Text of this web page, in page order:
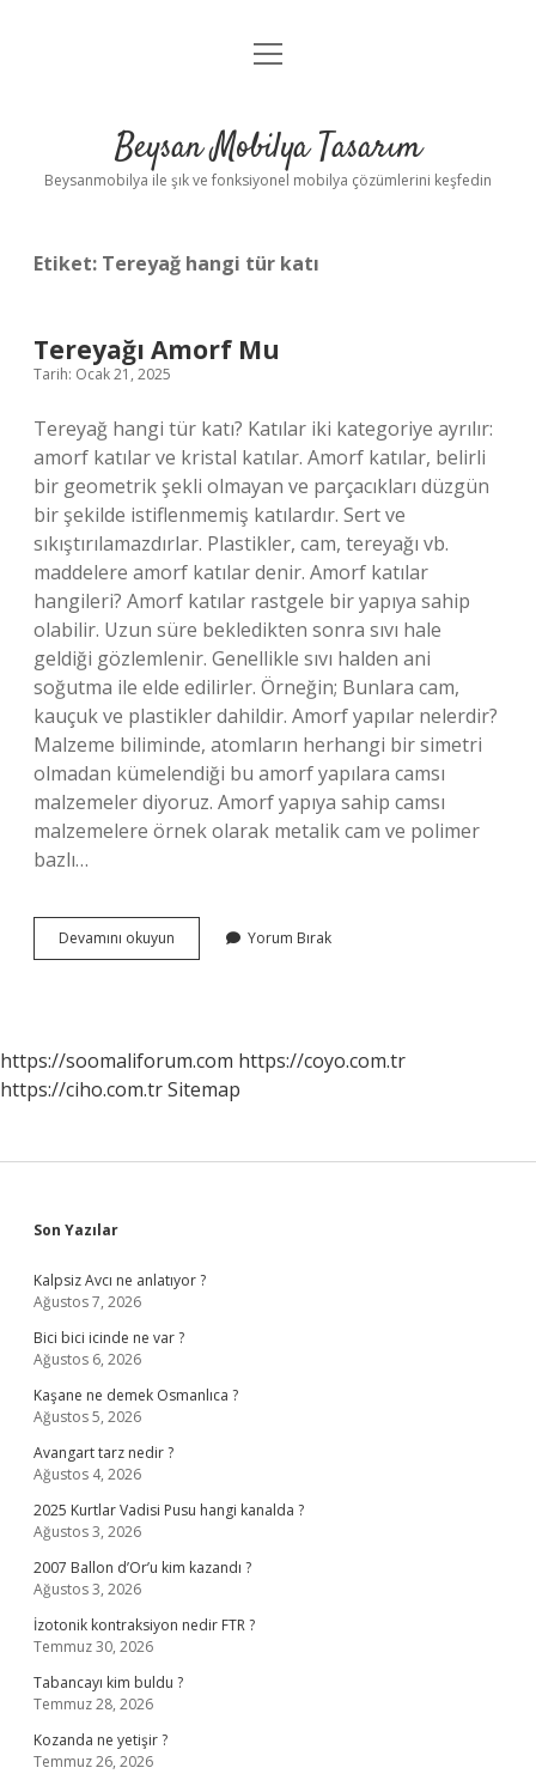
Anasayfa
Yasal Uyarı
menüyü
Beysan Mobilya Tasarım
Beysanmobilya ile şık ve fonksiyonel mobilya çözümlerini keşfedin
Etiket: Tereyağ hangi tür katı
Tereyağı Amorf Mu
Tarih: Ocak 21, 2025
Tereyağ hangi tür katı? Katılar iki kategoriye ayrılır:
amorf katılar ve kristal katılar. Amorf katılar, belirli
bir geometrik şekli olmayan ve parçacıkları düzgün
bir şekilde istiflenmemiş katılardır. Sert ve
sıkıştırılamazdırlar. Plastikler, cam, tereyağı vb.
maddelere amorf katılar denir. Amorf katılar
hangileri? Amorf katılar rastgele bir yapıya sahip
olabilir. Uzun süre bekledikten sonra sıvı hale
geldiği gözlemlenir. Genellikle sıvı halden ani
soğutma ile elde edilirler. Örneğin; Bunlara cam,
kauçuk ve plastikler dahildir. Amorf yapılar nelerdir?
Malzeme biliminde, atomların herhangi bir simetri
olmadan kümelendiği bu amorf yapılara camsı
malzemeler diyoruz. Amorf yapıya sahip camsı
malzemelere örnek olarak metalik cam ve polimer
bazlı…
Devamını okuyun Tereyağı
Amorf
Yorum Bırak
https://soomaliforum.com https://coyo.com.tr
https://ciho.com.trSitemap
Sidebar
Son Yazılar
Kalpsiz Avcı ne anlatıyor ?
Ağustos 7, 2026
Bici bici icinde ne var ?
Ağustos 6, 2026
Kaşane ne demek Osmanlıca ?
Ağustos 5, 2026
Avangart tarz nedir ?
Ağustos 4, 2026
2025 Kurtlar Vadisi Pusu hangi kanalda ?
Ağustos 3, 2026
2007 Ballon d’Or’u kim kazandı ?
Ağustos 3, 2026
İzotonik kontraksiyon nedir FTR ?
Temmuz 30, 2026
Tabancayı kim buldu ?
Temmuz 28, 2026
Kozanda ne yetişir ?
Temmuz 26, 2026